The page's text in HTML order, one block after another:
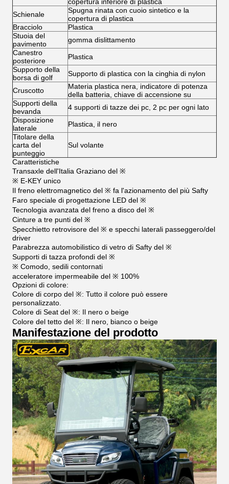
Schienale
Spugna rinata con cuoio sintetico e la
copertura di plastica
Bracciolo
Plastica
Stuoia del
pavimento
gomma dislittamento
Canestro
posteriore
Plastica
Supporto della
borsa di golf
Supporto di plastica con la cinghia di nylon
Cruscotto
Materia plastica nera, indicatore di potenza
della batteria, chiave di accensione su
Supporti della
bevanda
4 supporti di tazze dei pc, 2 pc per ogni lato
Disposizione
laterale
Plastica, il nero
Titolare della
carta del
punteggio
Sul volante
Caratteristiche
Transaxle dell'Italia Graziano del ※
※ E-KEY unico
Il freno elettromagnetico del ※ fa l'azionamento del più Safty
Faro speciale di progettazione LED del ※
Tecnologia avanzata del freno a disco del ※
Cinture a tre punti del ※
Specchietto retrovisore del ※ e specchi laterali passeggero/del
driver
Parabrezza automobilistico di vetro di Safty del ※
Supporti di tazza profondi del ※
※ Comodo, sedili contornati
acceleratore impermeabile del ※ 100%
Opzioni di colore:
Colore di corpo del ※: Tutto il colore può essere
personalizzato.
Colore di Seat del ※: Il nero o beige
Colore del tetto del ※: Il nero, bianco o beige
Manifestazione del prodotto